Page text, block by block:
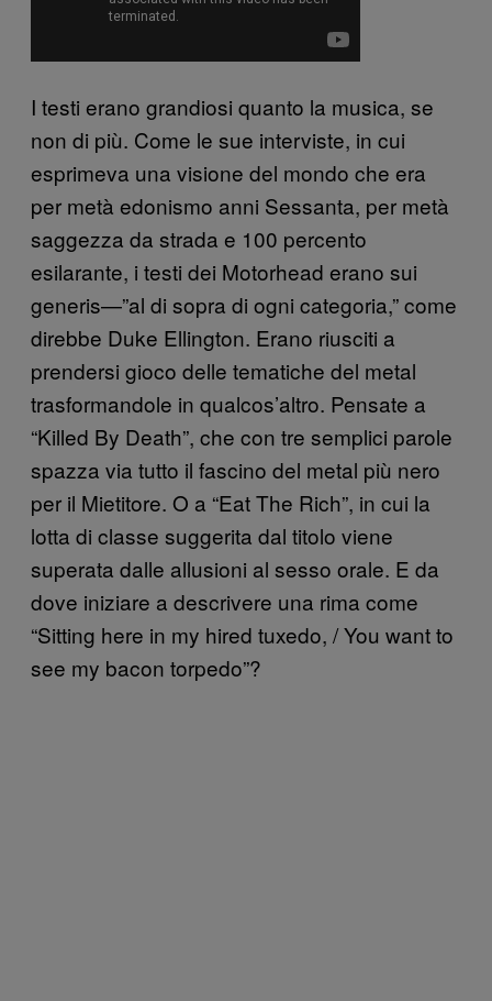
I testi erano grandiosi quanto la musica, se
non di più. Come le sue interviste, in cui
esprimeva una visione del mondo che era
per metà edonismo anni Sessanta, per metà
saggezza da strada e 100 percento
esilarante, i testi dei Motorhead erano sui
generis—”al di sopra di ogni categoria,” come
direbbe Duke Ellington. Erano riusciti a
prendersi gioco delle tematiche del metal
trasformandole in qualcos’altro. Pensate a
“Killed By Death”, che con tre semplici parole
spazza via tutto il fascino del metal più nero
per il Mietitore. O a “Eat The Rich”, in cui la
lotta di classe suggerita dal titolo viene
superata dalle allusioni al sesso orale. E da
dove iniziare a descrivere una rima come
“Sitting here in my hired tuxedo, / You want to
see my bacon torpedo”?